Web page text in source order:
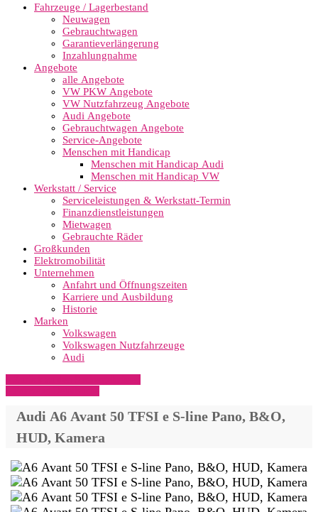
Fahrzeuge / Lagerbestand
Neuwagen
Gebrauchtwagen
Garantieverlängerung
Inzahlungnahme
Angebote
alle Angebote
VW PKW Angebote
VW Nutzfahrzeug Angebote
Audi Angebote
Gebrauchtwagen Angebote
Service-Angebote
Menschen mit Handicap
Menschen mit Handicap Audi
Menschen mit Handicap VW
Werkstatt / Service
Serviceleistungen & Werkstatt-Termin
Finanzdienstleistungen
Mietwagen
Gebrauchte Räder
Großkunden
Elektromobilität
Unternehmen
Anfahrt und Öffnungszeiten
Karriere und Ausbildung
Historie
Marken
Volkswagen
Volkswagen Nutzfahrzeuge
Audi
Audi A6 Avant 50 TFSI e S-line Pano, B&O,
HUD, Kamera